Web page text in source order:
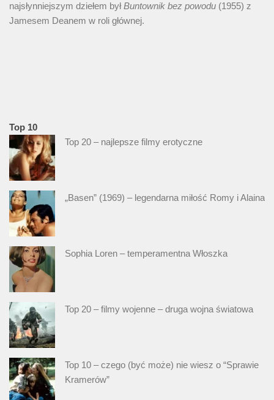
najsłynniejszym dziełem byłBuntownik bez powodu (1955) z
Jamesem Deanem w roli głównej.
Top 10
Top 20 – najlepsze filmy erotyczne
„Basen” (1969) – legendarna miłość Romy i Alaina
Sophia Loren – temperamentna Włoszka
Top 20 – filmy wojenne – druga wojna światowa
Top 10 – czego (być może) nie wiesz o “Sprawie
Kramerów”